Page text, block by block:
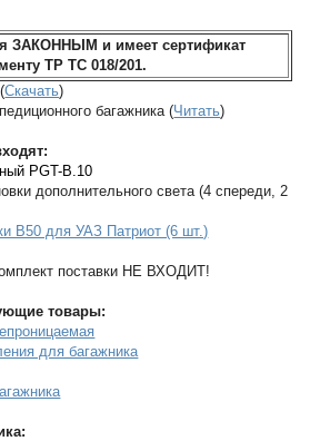
ЗАКОННЫМ и имеет сертификат
ТР ТС 018/201.
Скачать)
багажника (Читать)
PGT-B.10
дополнительного света (4 спереди, 2
B50 для УАЗ Патриот (6 шт.)
поставки НЕ ВХОДИТ!
товары:
для багажника